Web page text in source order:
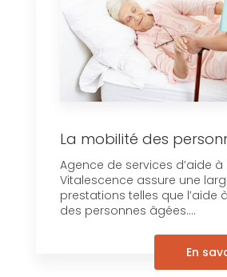
La mobilité des
Agence de services d’aide
Vitalescence assure une
prestations telles que l’aide
des personnes âgées....
En